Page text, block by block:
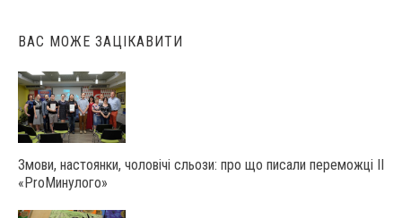
ВАС МОЖЕ ЗАЦІКАВИТИ
Змови, настоянки, чоловічі сльози: про що писали переможці ІІ
«ProМинулого»